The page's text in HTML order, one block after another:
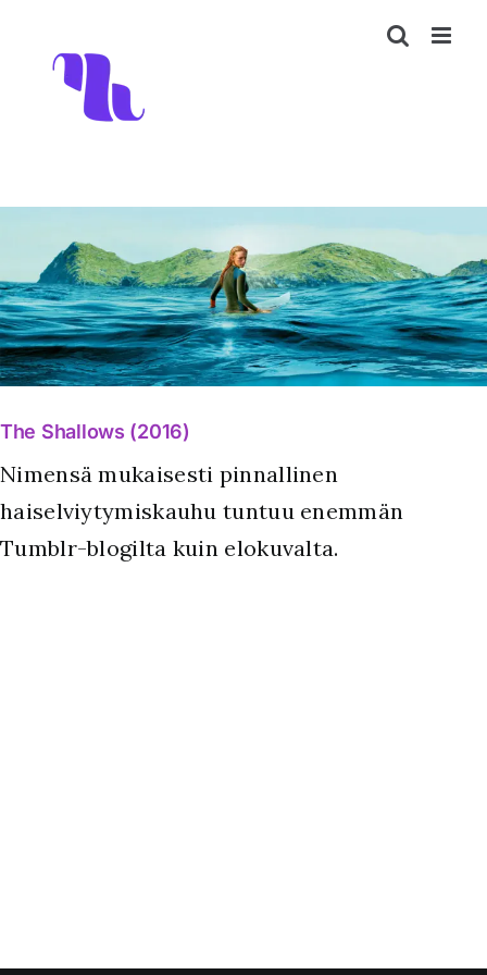
content
The Shallows (2016)
Nimensä mukaisesti pinnallinen
haiselviytymiskauhu tuntuu enemmän
Tumblr-blogilta kuin elokuvalta.